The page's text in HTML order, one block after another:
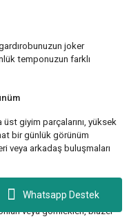
Whatsapp Destek
joker
temponuzun farklı
üst giyim parçalarını, yüksek
bir günlük görünüm
veya arkadaş buluşmaları
veya gömlekleri, blazer